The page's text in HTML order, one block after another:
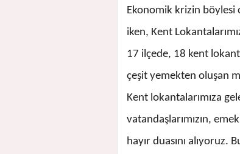
Ekonomik krizin böylesi
iken, Kent
17 ilçede, 18 kent
çeşit yemekten oluşan
Kent lokantalarımıza
vatandaşlarımızın,
hayır duasını